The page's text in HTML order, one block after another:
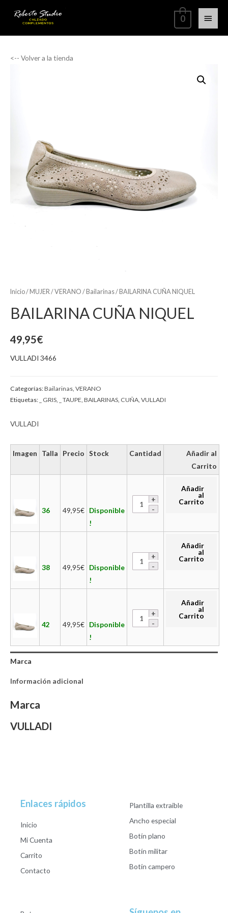
0
<-- Volver a la tienda
Inicio/ MUJER /VERANO / Bailarinas/ BAILARINA CUÑA NIQUEL
BAILARINA CUÑA NIQUEL
49,95€
VULLADI 3466
Categorías:Bailarinas VERANO
Etiquetas:
_ GRIS _ TAUPE BAILARINAS CUÑA VULLADI
VULLADI
Imagen Talla Precio Stock Cantidad
Añadir al
Carrito
36 49,95€ Disponible
!
Añadir
al
Carrito
38 49,95€ Disponible
!
Añadir
al
Carrito
42 49,95€ Disponible
!
Añadir
al
Carrito
Marca
Información adicional
Marca
VULLADI
Enlaces rápidos
Inicio
Mi Cuenta
Carrito
Contacto
Plantilla extraible
Ancho especial
Botín plano
Botín militar
Botín campero